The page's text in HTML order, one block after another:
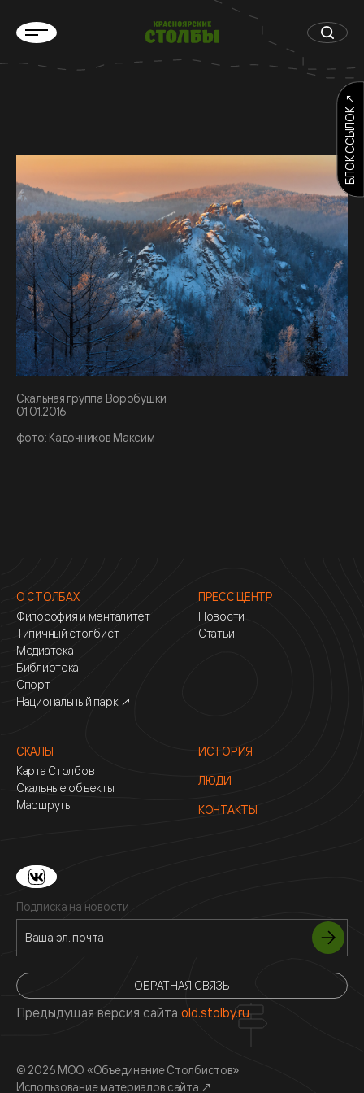
Скальная группа Воробушки
01.01.2016
фото: Кадочников Максим
БЛОК ССЫЛОК ↗
О СТОЛБАХ
Философия и менталитет
Типичный столбист
Медиатека
Библиотека
Спорт
Национальный парк ↗
ПРЕСС ЦЕНТР
Новости
Статьи
СКАЛЫ
Карта Столбов
Скальные объекты
Маршруты
ИСТОРИЯ
ЛЮДИ
КОНТАКТЫ
Подписка на новости
ОБРАТНАЯ СВЯЗЬ
Предыдущая версия сайта old.stolby.ru
© 2026 МОО «Объединение Столбистов»
Использование материалов сайта ↗